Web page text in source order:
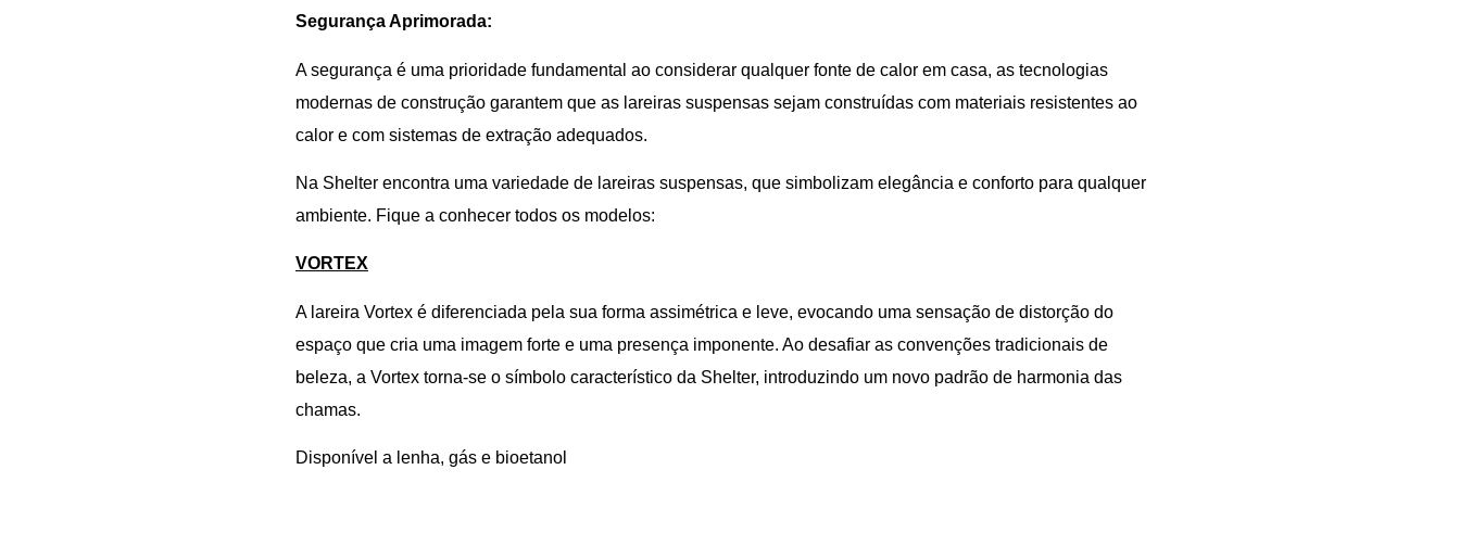
Segurança Aprimorada:
A segurança é uma prioridade fundamental ao considerar qualquer fonte de calor em casa, as tecnologias
modernas de construção garantem que as lareiras suspensas sejam construídas com materiais resistentes ao
calor e com sistemas de extração adequados.
Na Shelter encontra uma variedade de lareiras suspensas, que simbolizam elegância e conforto para qualquer
ambiente. Fique a conhecer todos os modelos:
VORTEX
A lareira Vortex é diferenciada pela sua forma assimétrica e leve, evocando uma sensação de distorção do
espaço que cria uma imagem forte e uma presença imponente. Ao desafiar as convenções tradicionais de
beleza, a Vortex torna-se o símbolo característico da Shelter, introduzindo um novo padrão de harmonia das
chamas.
Disponível a lenha, gás e bioetanol